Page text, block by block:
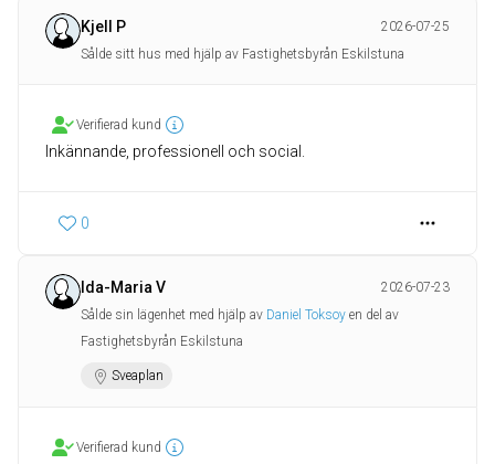
Kjell P
2026-07-25
Sålde sitt hus med hjälp av Fastighetsbyrån Eskilstuna
Verifierad kund
Inkännande, professionell och social.
0
Ida-Maria V
2026-07-23
Sålde sin lägenhet med hjälp av Daniel Toksoy en del av
Fastighetsbyrån Eskilstuna
Sveaplan
Verifierad kund